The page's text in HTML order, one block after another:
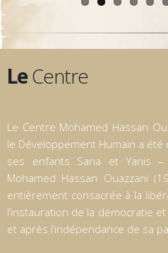
Le Centre
le Développement Humain a été
ses enfants Sana et Yanis
Mohamed Hassan Ouazzani
entièrement consacrée à la
l’instauration de la démocratie
et après l’indépendance de sa